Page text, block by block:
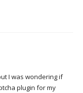
I was wondering if
plugin for my